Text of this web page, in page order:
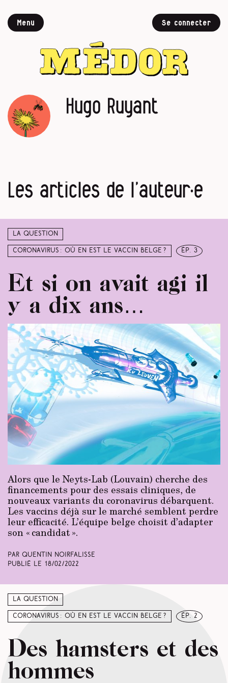
Menu Se connecter
Hugo Ruyant
Les articles de l’auteur·e
La question
Coronavirus : où en est le vaccin belge ? ép. 3
Et si on avait agi il
y a dix ans…
Alors que le Neyts-Lab (Louvain) cherche des
financements pour des essais cliniques, de
nouveaux variants du coronavirus débarquent.
Les vaccins déjà sur le marché semblent perdre
leur efficacité. L’équipe belge choisit d’adapter
son « candidat ».
Par Quentin Noirfalisse
Publié le 18/02/2022
La question
Coronavirus : où en est le vaccin belge ? ép. 2
Des hamsters et des
hommes